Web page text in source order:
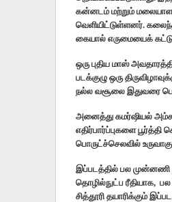
கன்னடம் மற்றும்
வெளியிட்டுள்ளனர்.
கையால் எருமையைக்
ஒரு புதிய மாஸ்
படக்குழு ஒரு
நல்ல வசூலை இதுவரை
அனைத்து கமர்ஷியல்
எதிர்பார்ப்புகளை பூர்த்தி
பொருட்ச்செலவில்
இப்படத்தில் பல முன்னணி
தொழில்நுட்ப ரீதியாக,
சித்தூரி தயாரிக்கும்